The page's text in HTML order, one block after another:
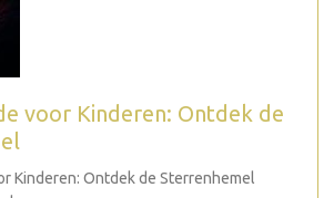
voor Kinderen: Ontdek de
Kinderen: Ontdek de Sterrenhemel